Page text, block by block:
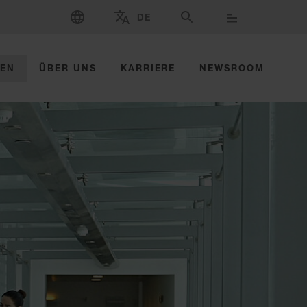
WÄHLEN SIE MARKE UND LAND AUS
DE SPRACHE WÄHLEN
SUCHE
ÜBER UNS KARRIERE NEWSROOM